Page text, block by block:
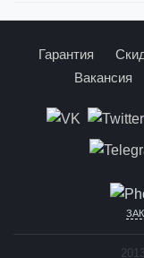
Гарантия
Вакансия